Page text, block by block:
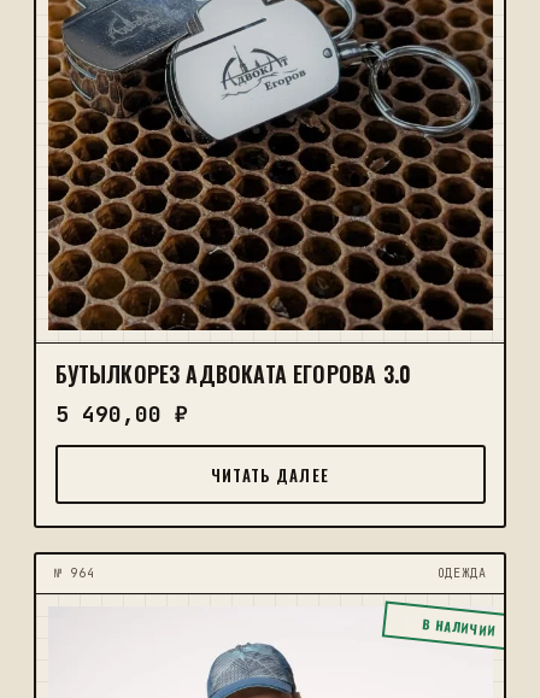
БУТЫЛКОРЕЗ АДВОКАТА ЕГОРОВА 3.0
5 490,00 ₽
ЧИТАТЬ ДАЛЕЕ
№ 964 ОДЕЖДА
В НАЛИЧИИ